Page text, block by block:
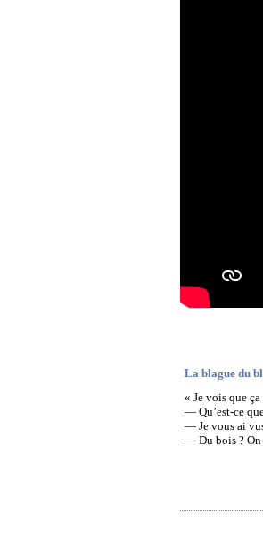
La blague du
« Je vois que
— Qu’est-ce
— Je vous ai
— Du bois ? On